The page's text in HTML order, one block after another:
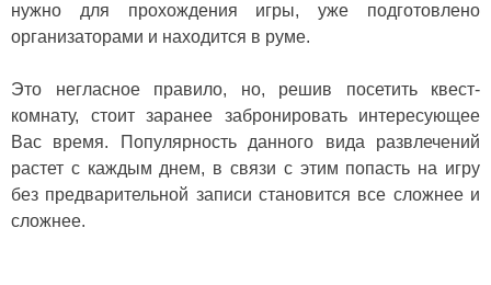
нужно для прохождения игры, уже подготовлено
организаторами и находится в руме.
Это негласное правило, но, решив посетить квест-
комнату, стоит заранее забронировать интересующее
Вас время. Популярность данного вида развлечений
растет с каждым днем, в связи с этим попасть на игру
без предварительной записи становится все сложнее и
сложнее.